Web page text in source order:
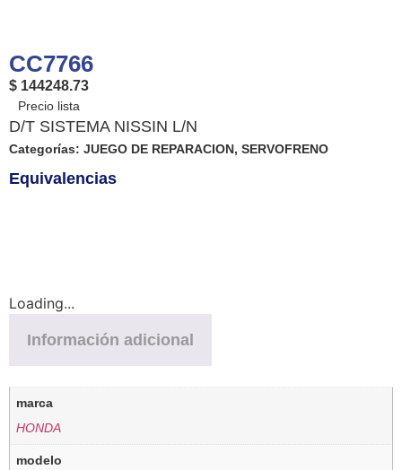
CC7766
$ 144248.73
D/T SISTEMA NISSIN L/N
Categorías: JUEGO DE REPARACION, SERVOFRENO
Equivalencias
Loading...
Información adicional
marca
HONDA
modelo